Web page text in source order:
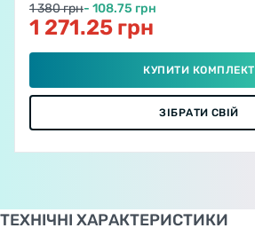
1 380 грн- 108.75 грн
1 271.25 грн
КУПИТИ КОМПЛЕКТ
ЗІБРАТИ СВІЙ
ТЕХНІЧНІ ХАРАКТЕРИСТИКИ